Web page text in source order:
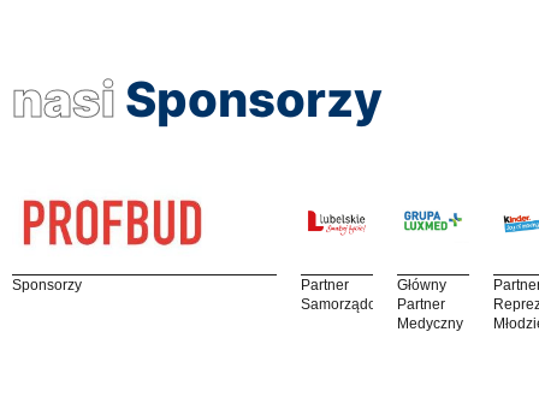
nasi Sponsorzy
Sponsorzy
Partner
Samorządowy
Główny
Partner
Medyczny